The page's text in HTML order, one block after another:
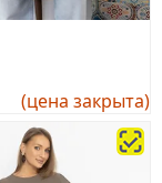
(цена закрыта)